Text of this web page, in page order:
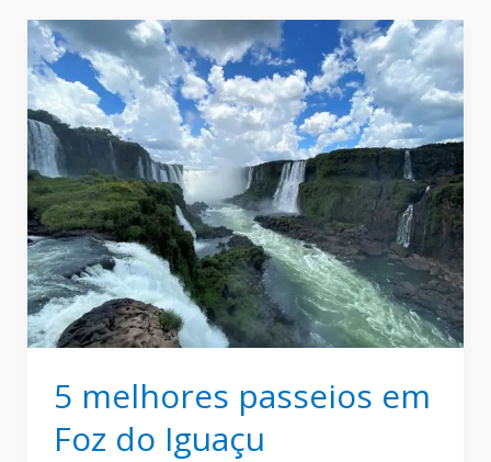
casais:
uma
escapada
perfeita
5 melhores passeios em
Foz do Iguaçu